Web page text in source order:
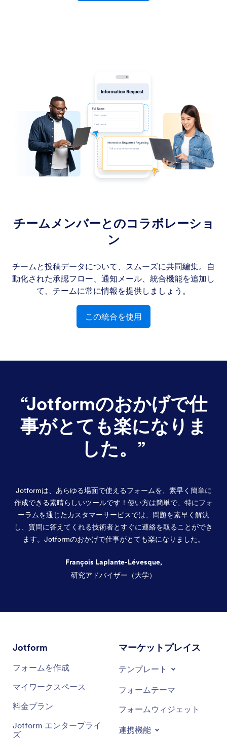
チームメンバーとのコラボレーショ
ン
チームと投稿データについて、スムーズに共同編集。自
動化された承認フロー、通知メール、統合機能を追加し
て、チームに常に情報を提供しましょう。
この統合を使用
“Jotformのおかげで仕
事がとても楽になりま
した。 ”
Jotformは、あらゆる場面で使えるフォームを、素早く簡単に
作成できる素晴らしいツールです！使い方は簡単で、特にフォ
ーラムを通じたカスタマーサービスでは、問題を素早く解決
し、質問に答えてくれる技術者とすぐに連絡を取ることができ
ます。Jotformのおかげで仕事がとても楽になりました。
François Laplante-Lévesque,
研究アドバイザー（大学）
Jotform
フォームを作成
マイワークスペース
料金プラン
Jotform エンタープライ
ズ
マーケットプレイス
テンプレート
フォームテーマ
フォームウィジェット
連携機能